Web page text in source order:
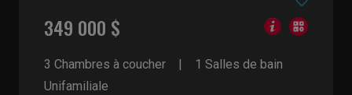
349 000 $
3 Chambres à coucher
1 Salles de bain
Unifamiliale